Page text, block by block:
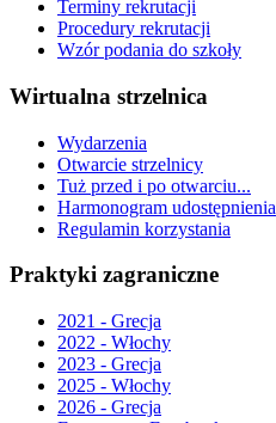
Terminy rekrutacji
Procedury rekrutacji
Wzór podania do szkoły
Wirtualna strzelnica
Wydarzenia
Otwarcie strzelnicy
Tuż przed i po otwarciu...
Harmonogram udostępnienia
Regulamin korzystania
Praktyki zagraniczne
2021 - Grecja
2022 - Włochy
2023 - Grecja
2025 - Włochy
2026 - Grecja